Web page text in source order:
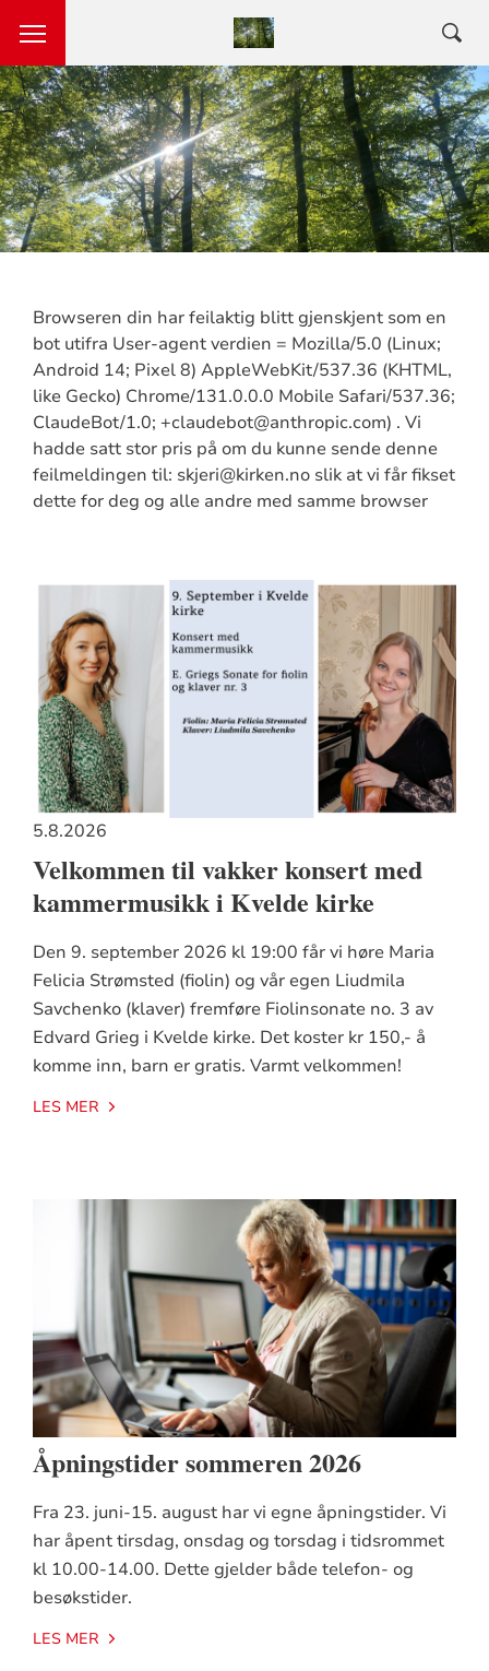
Browseren din har feilaktig blitt gjenskjent som en
bot utifra User-agent verdien = Mozilla/5.0 (Linux;
Android 14; Pixel 8) AppleWebKit/537.36 (KHTML,
like Gecko) Chrome/131.0.0.0 Mobile Safari/537.36;
ClaudeBot/1.0; +claudebot@anthropic.com) . Vi
hadde satt stor pris på om du kunne sende denne
feilmeldingen til: skjeri@kirken.no slik at vi får fikset
dette for deg og alle andre med samme browser
5.8.2026
Velkommen til vakker konsert med
kammermusikk i Kvelde kirke
Den 9. september 2026 kl 19:00 får vi høre Maria
Felicia Strømsted (fiolin) og vår egen Liudmila
Savchenko (klaver) fremføre Fiolinsonate no. 3 av
Edvard Grieg i Kvelde kirke. Det koster kr 150,- å
komme inn, barn er gratis. Varmt velkommen!
LES MER
Åpningstider sommeren 2026
Fra 23. juni-15. august har vi egne åpningstider. Vi
har åpent tirsdag, onsdag og torsdag i tidsrommet
kl 10.00-14.00. Dette gjelder både telefon- og
besøkstider.
LES MER